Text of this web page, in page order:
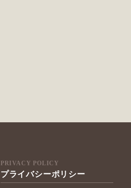
PRIVACY POLICY
プライバシーポリシー